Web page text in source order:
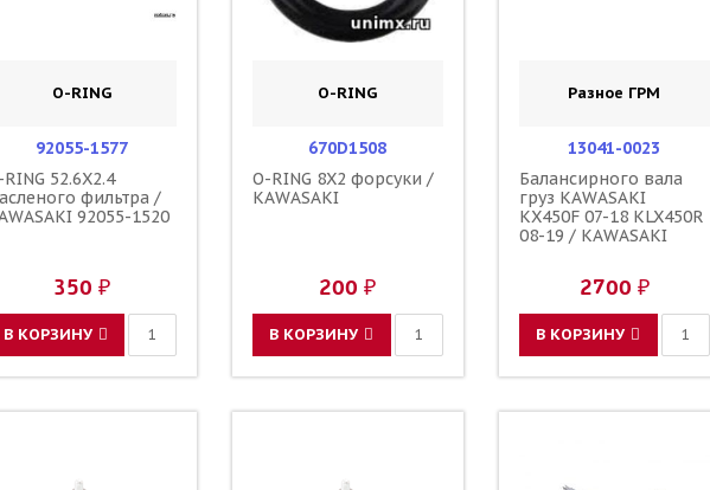
O-RING
92055-1577
RING 52.6X2.4
фильтра /
92055-1520
350 ₽
В КОРЗИНУ
O-RING
670D1508
O-RING 8X2 форсуки /
KAWASAKI
200 ₽
В КОРЗИНУ
Разное ГРМ
13041-0023
Балансирного вала
груз KAWASAKI
KX450F 07-18 KLX450R
08-19 / KAWASAKI
2700 ₽
В КОРЗИНУ